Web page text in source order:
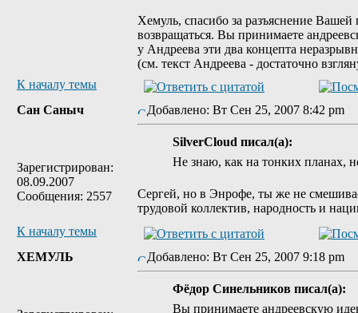
Хемуль, спасибо за разъяснение
возвращаться. Вы принимаете
у Андреева эти два концепта
(см. текст Андреева - достаточно
К началу темы
Сан Саныч
Зарегистрирован:
08.09.2007
Сообщения: 2557
Добавлено: Вт Сен 25, 2007 8:42 pm
SilverCloud писал(а):
Не знаю, как на тонких планах,
Сергей, но в Энрофе, ты же не
трудовой коллектив, народность и
К началу темы
ХЕМУЛЬ
Добавлено: Вт Сен 25, 2007 9:18 pm
Фёдор Синельников писал(а):
Вы принимаете андреевскую